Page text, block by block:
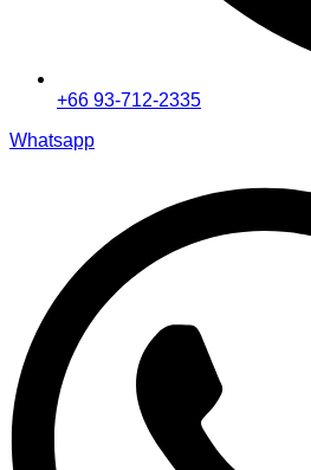
+66 93-712-2335
Whatsapp